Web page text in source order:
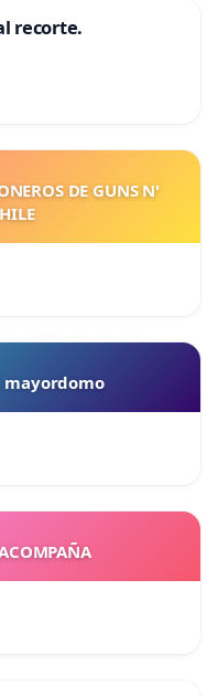
recorte.
DE GUNS N'
mayordomo